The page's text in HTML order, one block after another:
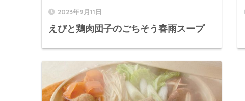
2023年9月11日
えびと鶏肉団子のごちそう春雨スープ